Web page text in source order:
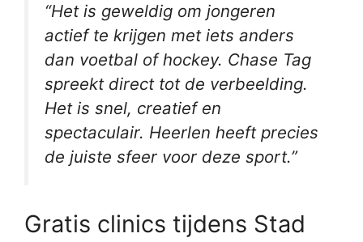
“Het is geweldig om jongeren
actief te krijgen met iets anders
dan voetbal of hockey. Chase Tag
spreekt direct tot de verbeelding.
Het is snel, creatief en
spectaculair. Heerlen heeft precies
de juiste sfeer voor deze sport.”
Gratis clinics tijdens Stad